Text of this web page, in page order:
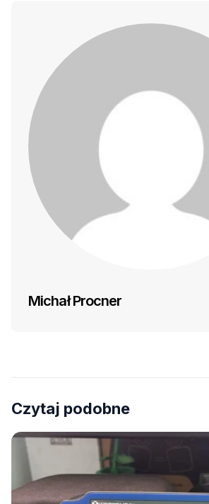
Michał Procner
Czytaj podobne